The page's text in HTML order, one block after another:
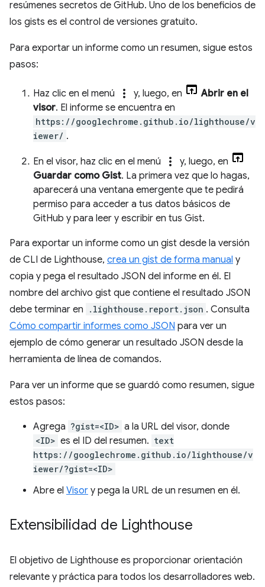
resúmenes secretos de GitHub. Uno de los beneficios de
los gists es el control de versiones gratuito.
Para exportar un informe como un resumen, sigue estos
pasos:
Haz clic en el menú more_vert y, luego, en
Abrir en el
visor. El informe se encuentra en
https://googlechrome.github.io/lighthouse/v
iewer/ .
En el visor, haz clic en el menú more_vert
y, luego, en
Guardar como Gist. La primera vez que lo hagas,
aparecerá una ventana emergente que te pedirá
permiso para acceder a tus datos básicos de
GitHub y para leer y escribir en tus Gist.
Para exportar un informe como un gist desde la versión
de CLI de Lighthouse, crea un gist de forma manual y
copia y pega el resultado JSON del informe en él. El
nombre del archivo gist que contiene el resultado JSON
debe terminar en
.lighthouse.report.json . Consulta
Cómo compartir informes como JSON para ver un
ejemplo de cómo generar un resultado JSON desde la
herramienta de línea de comandos.
Para ver un informe que se guardó como resumen, sigue
estos pasos:
Agrega ?gist=<ID> a la URL del visor, donde
<ID> es el ID del resumen. text
https://googlechrome.github.io/lighthouse/v
iewer/?gist=<ID>
Abre el Visor y pega la URL de un resumen en él.
Extensibilidad de Lighthouse
El objetivo de Lighthouse es proporcionar orientación
relevante y práctica para todos los desarrolladores web.